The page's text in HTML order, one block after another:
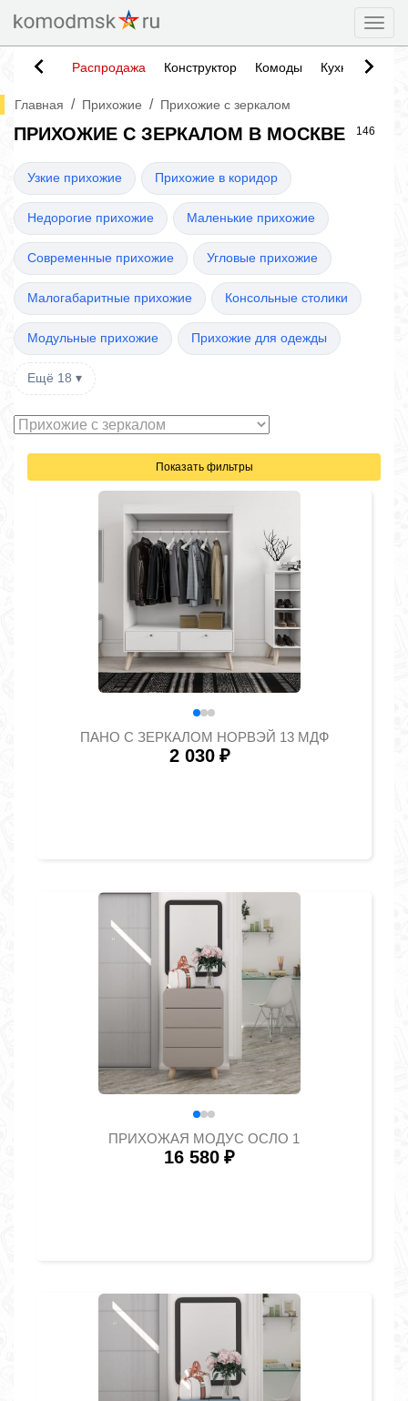
Распродажа Конструктор Комоды Кухни
Главная / Прихожие / Прихожие с зеркалом
ПРИХОЖИЕ С ЗЕРКАЛОМ В МОСКВЕ 146
Узкие прихожие Прихожие в коридор
Недорогие прихожие Маленькие прихожие
Современные прихожие Угловые прихожие
Малогабаритные прихожие Консольные столики
Модульные прихожие Прихожие для одежды
Ещё 18 ▾
Показать фильтры
ПАНО С ЗЕРКАЛОМ НОРВЭЙ 13 МДФ
2 030 ₽
ПРИХОЖАЯ МОДУС ОСЛО 1
16 580 ₽